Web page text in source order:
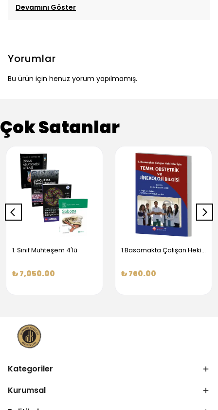
Devamını Göster
Yorumlar
Bu ürün için henüz yorum yapılmamış.
Çok Satanlar
1. Sınıf Muhteşem 4'lü
₺ 7,050.00
1.Basamakta Çalışan Hekimler İçin Temel Obstetrik Ve Jinekoloji Bilgisi
₺ 760.00
Kategoriler
Kurumsal